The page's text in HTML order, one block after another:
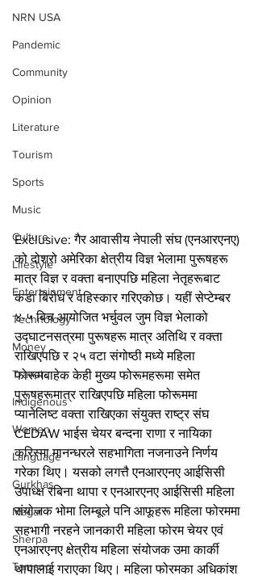
NRN USA
Pandemic
Community
Opinion
Literature
Tourism
Sports
Music
Culture
Lifestyle
Entertainment
Technology
Money
Travel
Indigenous
Women
Language
Gurkhas
Magar
Sherpa
Tamang
Exclusive: गैर आवासीय नेपाली संघ (एनआरएनए)
को दोश्रो अमेरिका क्षेत्रीय विज्ञ भेलामा पुरूषहरू
मात्र विज्ञ र वक्ता बनाएपछि महिला नेतृहरूबाट
कडा बिरोध र वहिस्कार गरिएकोछ। यहीं सेप्टेम्बर
४-५ बिच आयोजित भर्चुवल जुम विज्ञ भेलाको
उद्घाटनसत्रमा पुरूषहरू मात्र अतिथि र वक्ता
राखिएपछि र २५ वटा संगोष्ठी मध्ये महिला
फोरूमबाहेक केही मुख्य फोरूमहरूमा समेत
पुरूषहरूमात्र राखिएपछि महिला फोरूममा
प्यानेलिष्ट वक्ता राखिएका संयुक्त राष्ट्र संघ
CEDAW भाईस चेयर बन्दना राणा र नायिका
करिस्मा मानन्धरले सहभागिता नजनाउने निर्णय
गरेका थिए। यसको लगत्तै एनआरएनए आईसिसी
उपाध्क्ष रबिना थापा र एनआरएनए आईसिसी महिला
संयोजक भोमा लिम्बूले पनि आफूहरू महिला फोरममा
सहभागी नरहने जानकारी महिला फोरम चेयर एवं
एनआरएनए क्षेत्रीय महिला संयोजक उमा कार्की
थापालाई गराएका थिए। महिला फोरमका अधिकांश